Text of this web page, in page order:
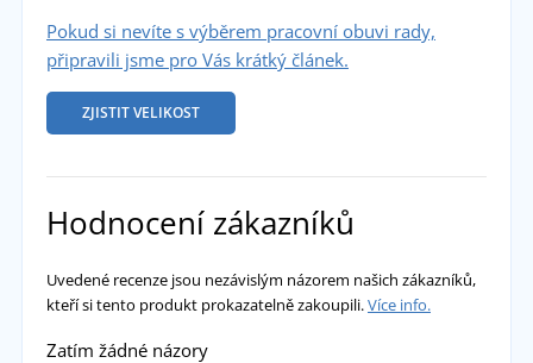
Pokud si nevíte s výběrem pracovní obuvi rady,
připravili jsme pro Vás krátký článek.
ZJISTIT VELIKOST
Hodnocení zákazníků
Uvedené recenze jsou nezávislým názorem našich zákazníků,
kteří si tento produkt prokazatelně zakoupili.Více info.
Zatím žádné názory